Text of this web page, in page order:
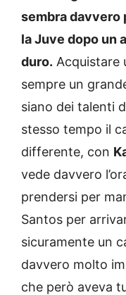
sembra davvero
la Juve dopo un
duro. Acquistare
sempre un
siano dei talenti
stesso tempo il
differente, con
vede davvero
prendersi per
Santos per
sicuramente un
davvero molto
che però aveva